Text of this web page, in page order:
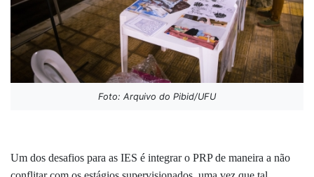
Foto: Arquivo do Pibid/UFU
Um dos desafios para as IES é integrar o PRP de maneira a não